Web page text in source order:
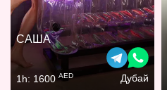
САША
1h: 1600 AED Дубай